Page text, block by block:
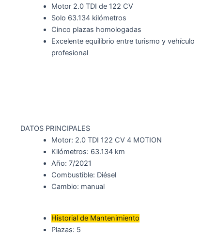
Motor 2.0 TDI de 122 CV
Solo 63.134 kilómetros
Cinco plazas homologadas
Excelente equilibrio entre turismo y vehículo
profesional
DATOS PRINCIPALES
Motor: 2.0 TDI 122 CV 4 MOTION
Kilómetros: 63.134 km
Año: 7/2021
Combustible: Diésel
Cambio: manual
Historial de Mantenimiento
Plazas: 5